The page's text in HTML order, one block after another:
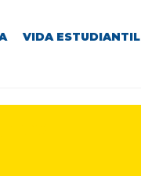
VIDA ESTUDIANTIL